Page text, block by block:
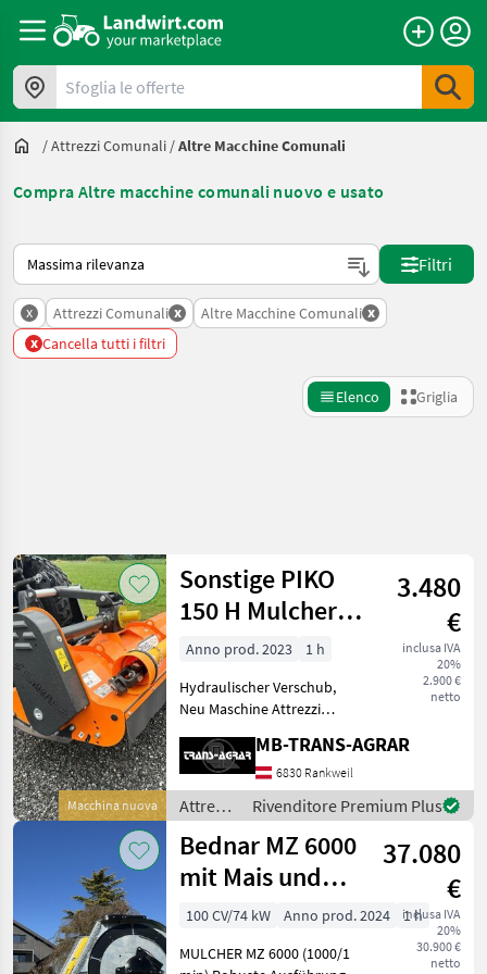
Sfoglia le offerte
/Attrezzi Comunali /Altre Macchine Comunali
Compra Altre macchine comunali nuovo e usato
Ecco come viene ordinato su Landwirt.com
Filtri
x Attrezzi Comunali x Altre Macchine Comunali x
x Cancella tutti i filtri
Elenco Griglia
ricerca
Categoria 3 Paese Filtri
PERCORSO
ATTUALE
Manutenzione
comunale
Attrezzi
Comunali
Altre
SCEGLI
CATEGORIA
Sonstige
359
Reimposta
Mostra
533
risultati
Macchina nuova
Sonstige PIKO
150 H Mulcher
Obstbau
Kleintraktor
3.480
€
inclusa IVA
20%
2.900 €
netto
Anno prod. 2023
1 h
Hydraulischer Verschub,
Neu Maschine Attrezzi
comunali
MB-TRANS-AGRAR
6830 Rankweil
Attrezzi
comunali
/
Sonstige
Rivenditore Premium Plus
Bednar MZ 6000
mit Mais und
Gras Version !
Mulcher Sich
37.080
€
inclusa IVA
20%
30.900 €
netto
100 CV/74 kW Anno prod. 2024
1 h
MULCHER MZ 6000 (1000/1